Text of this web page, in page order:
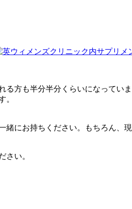
る方も半分半分くらいになって
。
にお持ちください。もちろん、
さい。